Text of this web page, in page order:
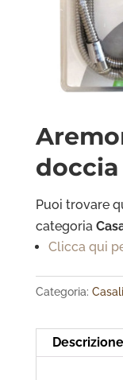
Puoi trovare
categoria
Clicca qui
Categoria:
Descrizione